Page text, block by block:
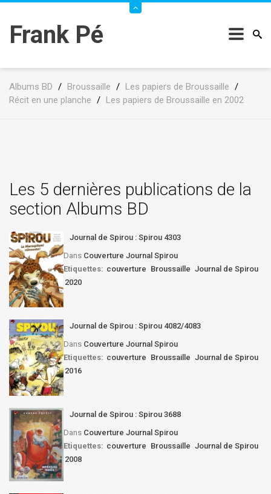
Frank Pé
Albums BD / Broussaille / Les papiers de Broussaille /
Récit en une planche / Les papiers de Broussaille en 2002
Les 5 dernières publications de la
section Albums BD
Journal de Spirou : Spirou 4303
Dans Couverture Journal Spirou
Etiquettes: couverture Broussaille Journal de Spirou
2020
Journal de Spirou : Spirou 4082/4083
Dans Couverture Journal Spirou
Etiquettes: couverture Broussaille Journal de Spirou
2016
Journal de Spirou : Spirou 3688
Dans Couverture Journal Spirou
Etiquettes: couverture Broussaille Journal de Spirou
2008